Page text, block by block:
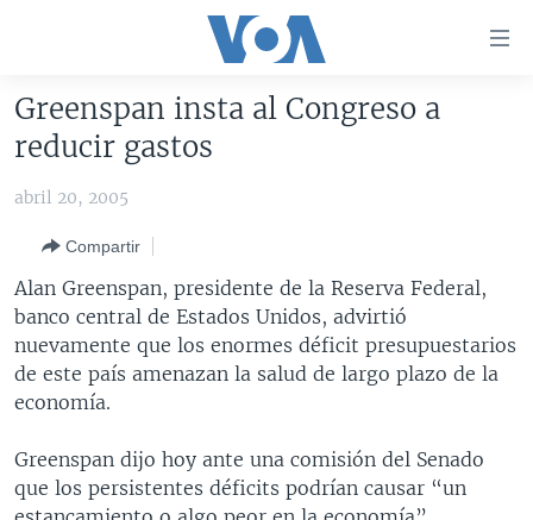
accesibilidad
contenido
principal
Salte
navegador
principal
Salte
búsqueda
AMÉRICA DEL NORTE
MÉXICO
HAITÍ
ELECCIONES EEUU 2024
ELECCIONES EEUU
VOTO DIVIDIDO
VOA VERIFICA
VOA VERIFICA UCRANIA/RUSIA
VOA VERIFICA INMIGRACIÓN
VOA VERIFICA AMÉRICA LATINA
AMÉRICA LATINA
ARGENTINA
BOLIVIA
COLOMBIA
PERÚ
ECUADOR
CHINA EN AMÉRICA LATINA
CENTROAMÉRICA
COSTA RICA
GUATEMALA
HONDURAS
OTRAS SECCIONES
LIBERTAD DE PRENSA
MUNDO
LIBERTAD DE PRENSA
UCRANIA
Greenspan insta al Congreso a
reducir gastos
abril 20, 2005
Compartir
Alan Greenspan, presidente de la Reserva Federal,
banco central de Estados Unidos, advirtió
nuevamente que los enormes déficit presupuestarios
de este país amenazan la salud de largo plazo de la
economía.
Greenspan dijo hoy ante una comisión del Senado
que los persistentes déficits podrían causar “un